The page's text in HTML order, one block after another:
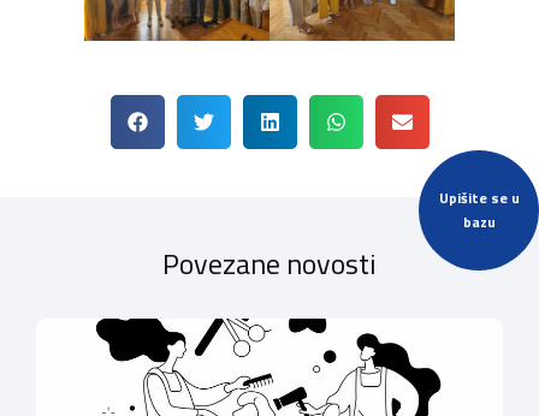
Upišite se u
bazu
Povezane novosti